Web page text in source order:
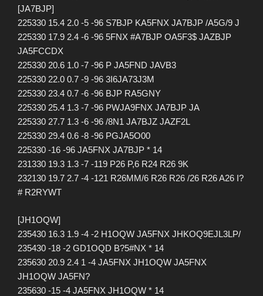
[JA7BJP]
225330 15.4 2.0 -5 -96 S7BJP KA5FNX JA7BJP /A5G/9 J
225330 17.9 2.4 -6 -96 5FNX #A7BJP OA5F3$ JAZBJP
JA5FCCDX
225330 20.6 1.0 -7 -96 P JA5FND JAVB3
225330 22.0 0.7 -9 -96 3I6JA73J3M
225330 23.4 0.7 -6 -96 BJP RA5GNY
225330 25.4 1.3 -7 -96 PWJA9FNX JA7BJP JA
225330 27.7 1.3 -6 -96 /8N1 JA7BJZ JAZF2L
225330 29.4 0.6 -8 -96 PGJA5O00
225330 -16 -96 JA5FNX JA7BJP * 14
231330 19.3 1.3 -7 -119 P26 P,6 R24 R26 9K
232130 19.7 2.7 -4 -121 R26MM/6 R26 R26 /26 R26 A26 I?
# R2RYWT
[JH1OQW]
235430 16.3 1.9 -4 -2 H1OQW JA5FNX JHKOQ9EJL3LP/
235430 -18 -2 GD1OQD B?5#NX * 14
235630 20.9 2.4 1 -4 JA5FNX JH1OQW JA5FNX
JH1OQW JA5FN?
235630 -15 -4 JA5FNX JH1OQW * 14